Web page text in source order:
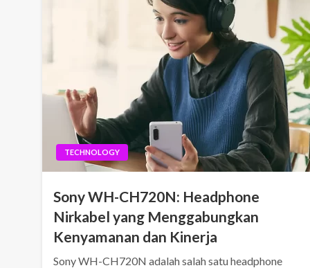
TECHNOLOGY
Sony WH-CH720N: Headphone
Nirkabel yang Menggabungkan
Kenyamanan dan Kinerja
Sony WH-CH720N adalah salah satu headphone